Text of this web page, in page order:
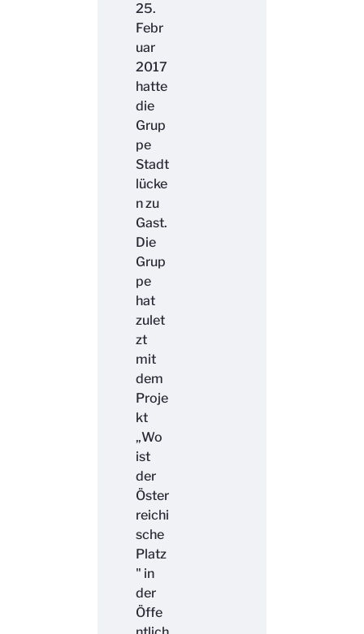
25.
Febr
uar
2017
hatte
die
Grup
pe
Stadt
lücke
n zu
Gast.
Die
Grup
pe
hat
zulet
zt
mit
dem
Proje
kt
„Wo
ist
der
Öster
reichi
sche
Platz
" in
der
Öffe